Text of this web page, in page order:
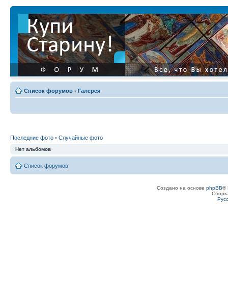
Список форумов ‹ Галерея
Последние фото • Случайные фото
Нет альбомов
Список форумов
Создано на основе phpBB®